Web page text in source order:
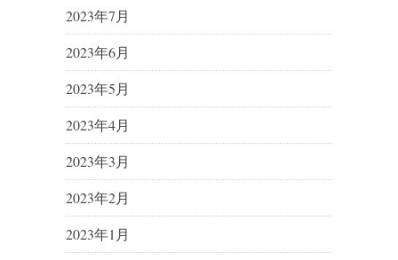
2023年7月
2023年6月
2023年5月
2023年4月
2023年3月
2023年2月
2023年1月